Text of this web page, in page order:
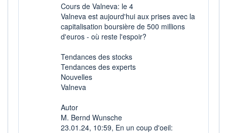
Biotechnologie
INDICE DE RÉFÉRENCE
SBF 120
OUVERTURE CLÔTURE VEILLE
2,221
2,237
430 MEUR
LIMITE À LA LIMITE À LA
HAUSSE
Cours de Valneva: le 4
Valneva est aujourd'hui aux prises avec la
capitalisation boursière de 500 millions
d'euros - où reste l'espoir?
Tendances des stocks
Tendances des experts
Nouvelles
Valneva
Autor
M. Bernd Wunsche
23.01.24, 10:59, En un coup d'oeil: